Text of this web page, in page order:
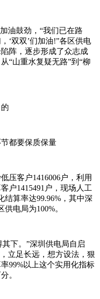
油鼓劲，“我们已在路
‘双双’们加油!”各区供电
阵，逐步形成了众志成
“山重水复疑无路”到“柳
都要保质保量
压客户1416006户，利用
户1415491户，现场人工
结算率达99.96%，其中深
电局为100%。
下。”深圳供电局自启
立足长远，想方设法，狠
99%以上这个实用化指标
。